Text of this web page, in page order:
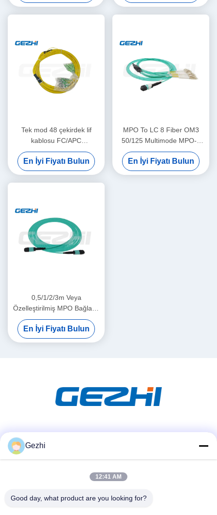
Tek mod 48 çekirdek lif
kablosu FC/APC
2.00mm+0.7M--SC/APC
2.00mm+0.7M
En İyi Fiyatı Bulun
MPO To LC 8 Fiber OM3
50/125 Multimode MPO-8
LC Fiber Optic Patch Cord
Breakout Kablosu
En İyi Fiyatı Bulun
0,5/1/2/3m Veya
Özelleştirilmiş MPO Bağlantı
kablosu, MPO Bağlantı
Kablosu OM3 yüksek
yoğunluklu bağlantılar
En İyi Fiyatı Bulun
Hızlı iletişim
Tel
Gezhi
12:41 AM
Good day, what product are you looking for?